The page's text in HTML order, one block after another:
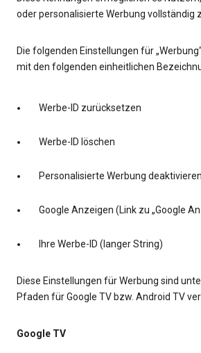
oder personalisierte Werbung vollständig
Die folgenden Einstellungen für
mit den folgenden einheitlichen
Werbe-ID zurücksetzen
Werbe-ID löschen
Personalisierte Werbung
Google Anzeigen (Link zu „Google
Ihre Werbe-ID (langer String)
Diese Einstellungen für Werbung sind
Pfaden für Google TV bzw. Android TV
Google TV